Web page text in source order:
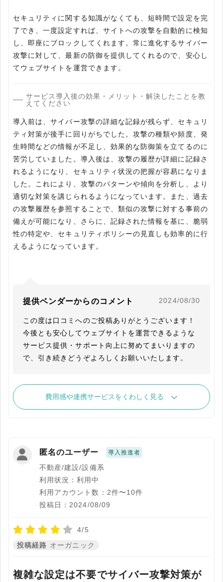
セキュリティに関する知識がなくても、短時間で設定を完
了でき、一度設定すれば、サイトへの攻撃を自動的に検知
し、即座にブロックしてくれます。常に進化するサイバー
攻撃に対して、最新の防御を提供してくれるので、安心し
てウェブサイトを運営できます。
サービス導入後の効果・メリット・解決したことを教
えてください
導入前は、サイバー攻撃の詳細な記録が残らず、セキュリ
ティ対策が後手に回りがちでした。攻撃の種類や頻度、発
生時間などの情報が不足し、効果的な防御策を立てるのに
苦労していました。導入後は、攻撃の履歴が詳細に記録さ
れるようになり、セキュリティ状況の把握が容易になりま
した。これにより、攻撃のパターンや傾向を分析し、より
適切な対策を講じられるようになっています。また、過去
の攻撃履歴を参照することで、類似の攻撃に対する事前の
備えが可能になり、さらに、記録された情報を基に、脆弱
性の特定や、セキュリティポリシーの見直しも効率的に行
えるようになっています。
提供ベンダーからのコメント 2024/08/30
この度は口コミへのご投稿ありがとうございます！
今後とも安心してウェブサイトを運営できるような
サービス提供・サポート向上に努めてまいりますの
で、引き続きどうぞよろしくお願いいたします。
費用感や連携サービスをくわしく見る
匿名のユーザー 導入推進者
不動産/建設/設備系
利用状況：利用中
利用アカウント数：2件〜10件
投稿日：2024/08/09
4/5
投稿経路 オーガニック
複雑な設定は不要でサイバー攻撃対策が